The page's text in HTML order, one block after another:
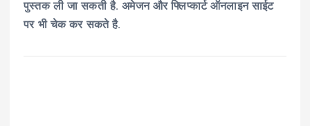
पुस्तक ली जा सकती है. अमेजन और फ्लिप्कार्ट ऑनलाइन साईट
पर भी चेक कर सकते है.